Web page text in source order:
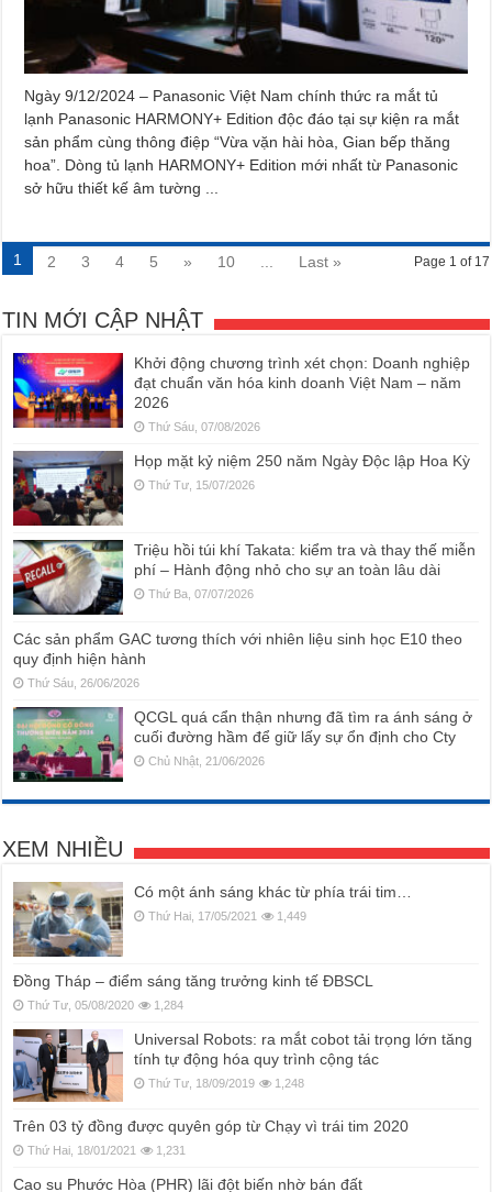
Ngày 9/12/2024 – Panasonic Việt Nam chính thức ra mắt tủ
lạnh Panasonic HARMONY+ Edition độc đáo tại sự kiện ra mắt
sản phẩm cùng thông điệp “Vừa vặn hài hòa, Gian bếp thăng
hoa”. Dòng tủ lạnh HARMONY+ Edition mới nhất từ Panasonic
sở hữu thiết kế âm tường ...
Page 1 of 17
1 2 3 4 5 » 10 Last »
TIN MỚI CẬP NHẬT
Khởi động chương trình xét chọn: Doanh nghiệp
đạt chuẩn văn hóa kinh doanh Việt Nam – năm
2026
Thứ Sáu, 07/08/2026
Họp mặt kỷ niệm 250 năm Ngày Độc lập Hoa Kỳ
Thứ Tư, 15/07/2026
Triệu hồi túi khí Takata: kiểm tra và thay thế miễn
phí – Hành động nhỏ cho sự an toàn lâu dài
Thứ Ba, 07/07/2026
Các sản phẩm GAC tương thích với nhiên liệu sinh học E10 theo
quy định hiện hành
Thứ Sáu, 26/06/2026
QCGL quá cẩn thận nhưng đã tìm ra ánh sáng ở
cuối đường hầm để giữ lấy sự ổn định cho Cty
Chủ Nhật, 21/06/2026
XEM NHIỀU
Có một ánh sáng khác từ phía trái tim…
Thứ Hai, 17/05/2021 1,449
Đồng Tháp – điểm sáng tăng trưởng kinh tế ĐBSCL
Thứ Tư, 05/08/2020 1,284
Universal Robots: ra mắt cobot tải trọng lớn tăng
tính tự động hóa quy trình cộng tác
Thứ Tư, 18/09/2019 1,248
Trên 03 tỷ đồng được quyên góp từ Chạy vì trái tim 2020
Thứ Hai, 18/01/2021 1,231
Cao su Phước Hòa (PHR) lãi đột biến nhờ bán đất